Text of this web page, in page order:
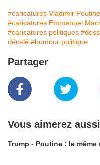
#caricatures Vladimir Poutine
#caricatures Emmanuel
#caricatures politiques
décalé #humour politique
Partager
Vous aimerez aussi
Trump - Poutine : le même